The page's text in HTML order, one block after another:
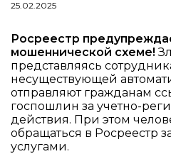
25.02.2025
Росреестр
мошеннической схеме!
представляясь
несуществующей
отправляют гражданам
госпошлин за учетно-
действия. При этом
обращаться в Росреестр
услугами.